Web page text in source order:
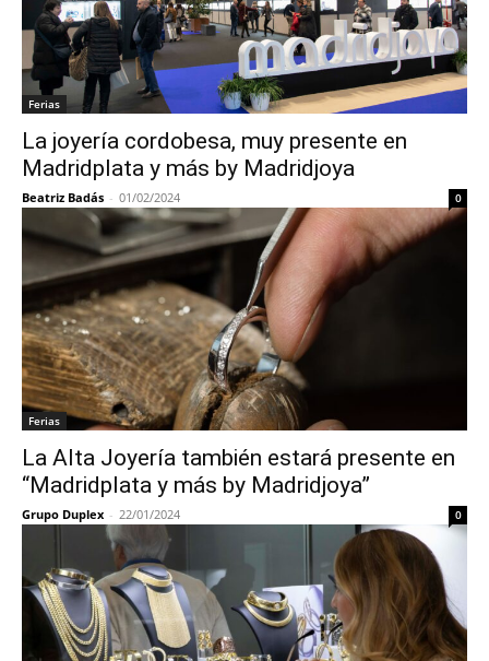
Ferias
La joyería cordobesa, muy presente en
Madridplata y más by Madridjoya
Beatriz Badás - 01/02/2024 0
Ferias
La Alta Joyería también estará presente en
“Madridplata y más by Madridjoya”
Grupo Duplex - 22/01/2024 0